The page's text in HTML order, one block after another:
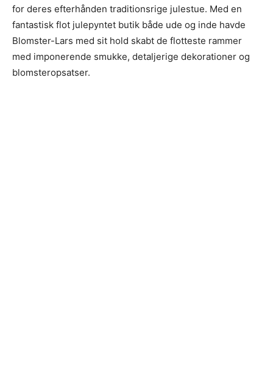
for deres efterhånden traditionsrige julestue. Med en
fantastisk flot julepyntet butik både ude og inde havde
Blomster-Lars med sit hold skabt de flotteste rammer
med imponerende smukke, detaljerige dekorationer og
blomsteropsatser.